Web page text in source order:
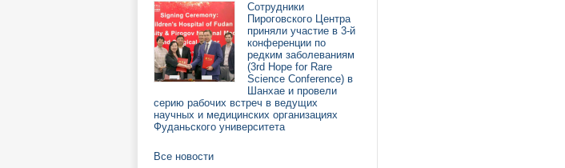
Сотрудники
Пироговского Центра
приняли участие в 3-й
конференции по
редким заболеваниям
(3rd Hope for Rare
Science Conference) в
Шанхае и провели
серию рабочих встреч в ведущих
научных и медицинских организациях
Фуданьского университета
Все новости